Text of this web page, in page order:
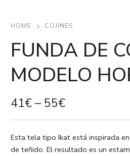
HOME COJINES
FUNDA DE
MODELO
41€– 55€
Esta tela tipo Ikat está inspirada
de teñido. El resultado es un